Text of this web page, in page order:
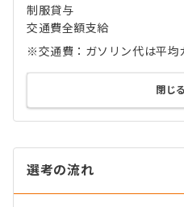
制服貸与
交通費全額支給
※交通費：ガソリン代は平均
閉じる
選考の流れ